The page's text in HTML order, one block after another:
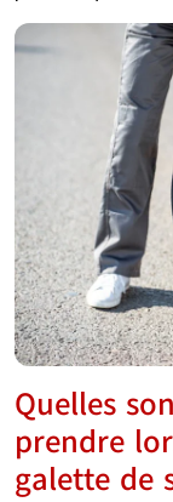
Quelles
prendre
galette de